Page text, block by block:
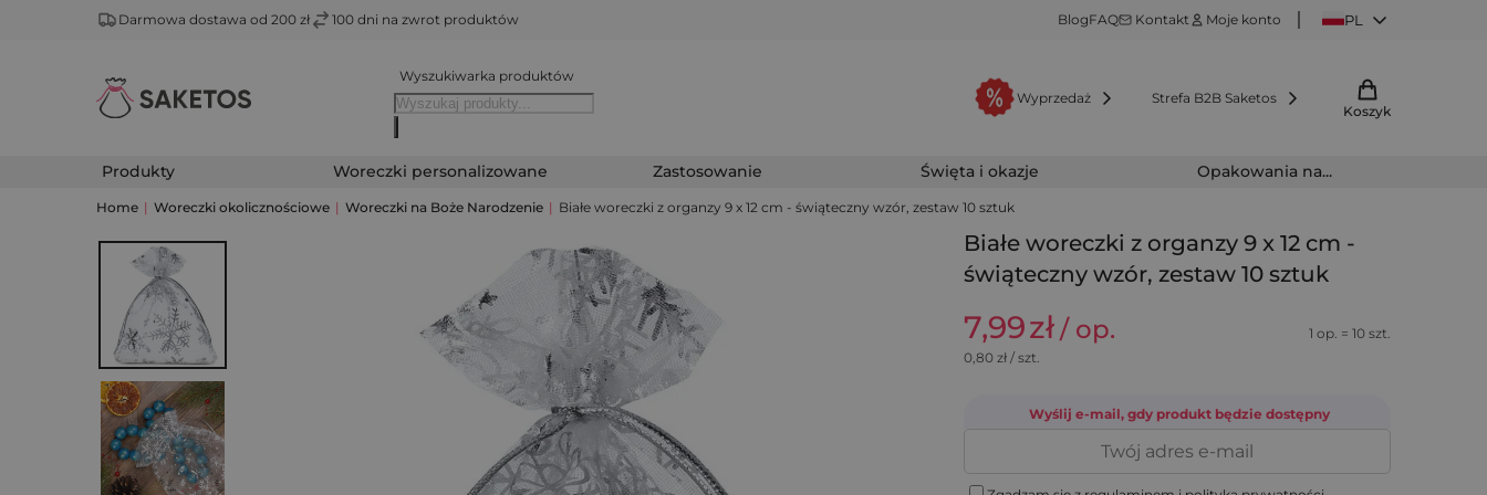
Darmowa dostawa od 200 zł 100 dni na zwrot produktów BlogFAQ Kontakt Moje konto PL
Wyszukiwarka produktów
Wyprzedaż
Strefa B2B Saketos
Koszyk
Produkty Woreczki personalizowane Zastosowanie Święta i okazje Opakowania na...
Home | Woreczki okolicznościowe | Woreczki na Boże Narodzenie | Białe woreczki z organzy 9 x 12 cm - świąteczny wzór, zestaw 10 sztuk
Białe woreczki z organzy 9 x 12 cm -
świąteczny wzór, zestaw 10 sztuk
7,99zł/ op.
1 op. = 10 szt.
0,80zł / szt.
Wyślij e-mail, gdy produkt będzie dostępny